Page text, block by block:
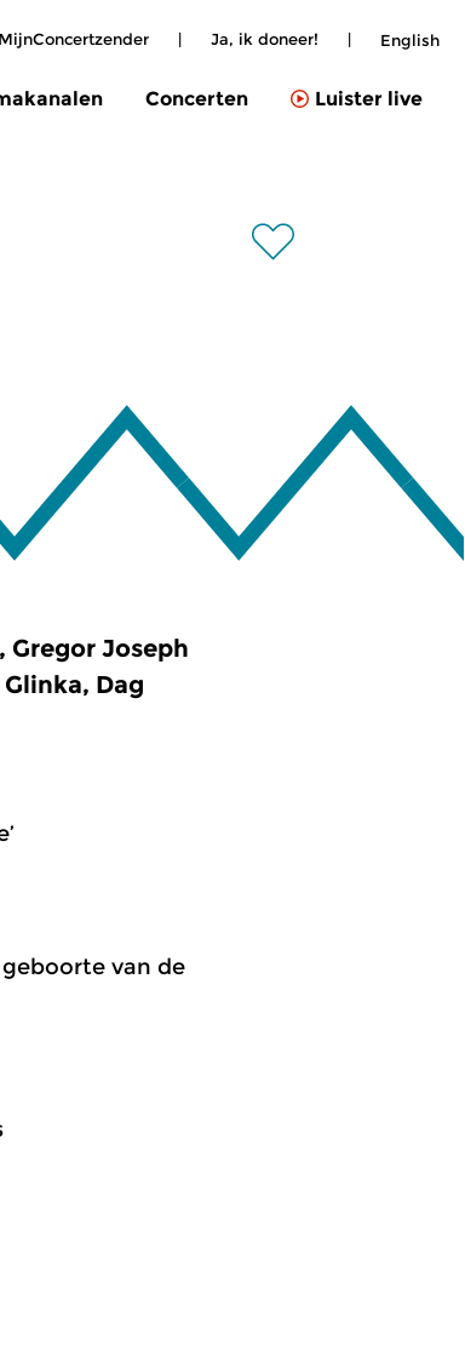
MijnConcertzender | Ja, ik doneer! | English
Concerten Luister live
Joseph
Dag
van de